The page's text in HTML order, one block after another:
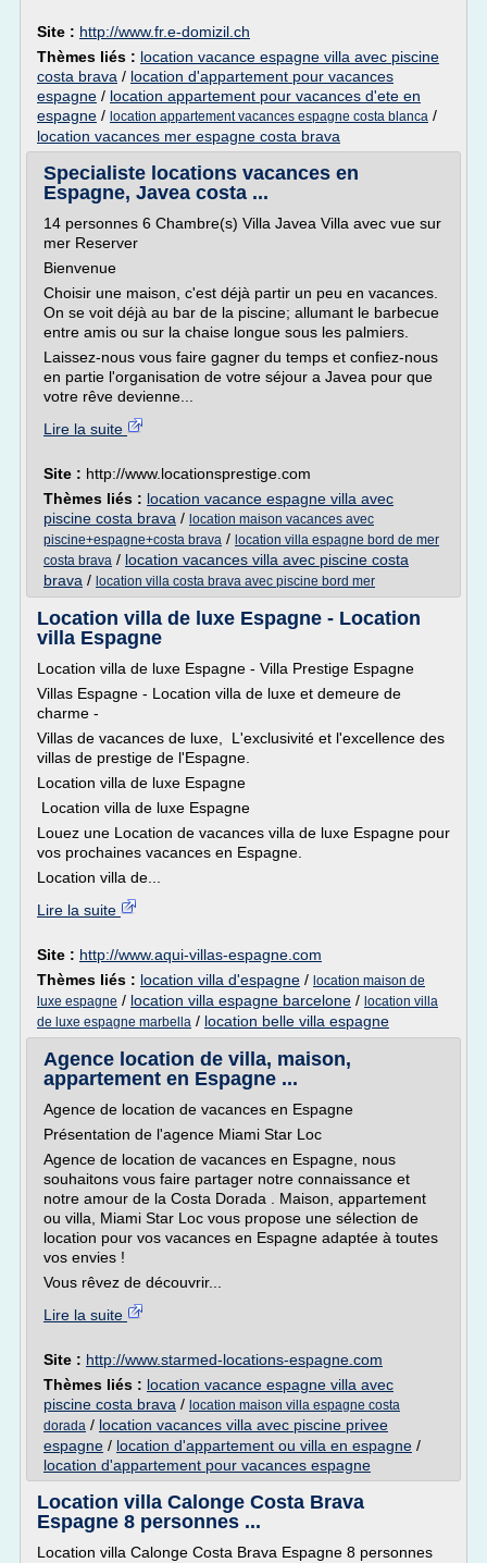
Site : http://www.fr.e-domizil.ch
Thèmes liés : location vacance espagne villa avec piscine
costa brava / location d'appartement pour vacances
espagne / location appartement pour vacances d'ete en
espagne / location appartement vacances espagne costa blanca /
location vacances mer espagne costa brava
Specialiste locations vacances en
Espagne, Javea costa ...
14 personnes 6 Chambre(s) Villa Javea Villa avec vue sur
mer Reserver
Bienvenue
Choisir une maison, c'est déjà partir un peu en vacances.
On se voit déjà au bar de la piscine; allumant le barbecue
entre amis ou sur la chaise longue sous les palmiers.
Laissez-nous vous faire gagner du temps et confiez-nous
en partie l'organisation de votre séjour a Javea pour que
votre rêve devienne...
Lire la suite
Site : http://www.locationsprestige.com
Thèmes liés : location vacance espagne villa avec
piscine costa brava / location maison vacances avec
piscine+espagne+costa brava / location villa espagne bord de mer
costa brava / location vacances villa avec piscine costa
brava / location villa costa brava avec piscine bord mer
Location villa de luxe Espagne - Location
villa Espagne
Location villa de luxe Espagne - Villa Prestige Espagne
Villas Espagne - Location villa de luxe et demeure de
charme -
Villas de vacances de luxe, L'exclusivité et l'excellence des
villas de prestige de l'Espagne.
Location villa de luxe Espagne
Location villa de luxe Espagne
Louez une Location de vacances villa de luxe Espagne pour
vos prochaines vacances en Espagne.
Location villa de...
Lire la suite
Site : http://www.aqui-villas-espagne.com
Thèmes liés : location villa d'espagne / location maison de
luxe espagne / location villa espagne barcelone / location villa
de luxe espagne marbella / location belle villa espagne
Agence location de villa, maison,
appartement en Espagne ...
Agence de location de vacances en Espagne
Présentation de l'agence Miami Star Loc
Agence de location de vacances en Espagne, nous
souhaitons vous faire partager notre connaissance et
notre amour de la Costa Dorada . Maison, appartement
ou villa, Miami Star Loc vous propose une sélection de
location pour vos vacances en Espagne adaptée à toutes
vos envies !
Vous rêvez de découvrir...
Lire la suite
Site : http://www.starmed-locations-espagne.com
Thèmes liés : location vacance espagne villa avec
piscine costa brava / location maison villa espagne costa
dorada / location vacances villa avec piscine privee
espagne / location d'appartement ou villa en espagne /
location d'appartement pour vacances espagne
Location villa Calonge Costa Brava
Espagne 8 personnes ...
Location villa Calonge Costa Brava Espagne 8 personnes